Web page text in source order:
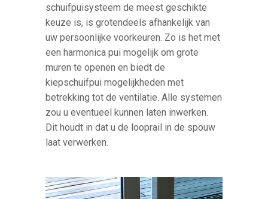
schuifpuisysteem de meest geschikte
keuze is, is grotendeels afhankelijk van
uw persoonlijke voorkeuren. Zo is het met
een harmonica pui mogelijk om grote
muren te openen en biedt de
kiepschuifpui mogelijkheden met
betrekking tot de ventilatie. Alle systemen
zou u eventueel kunnen laten inwerken.
Dit houdt in dat u de looprail in de spouw
laat verwerken.